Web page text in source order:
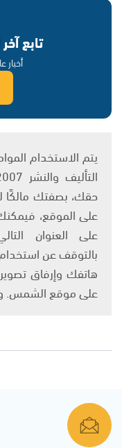
تابع
أخبار
حقك، بصفتك مالكًا
على الموقع، فيمكنك
بالتوقف عن
هاتفك وإرفاق
على موقع الشمس.